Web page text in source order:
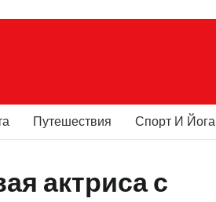
Путешествия Спорт И Йога
актриса с